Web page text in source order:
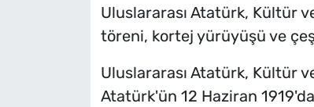
Uluslararası Atatürk, Kültür
töreni, kortej yürüyüşü ve
Uluslararası Atatürk, Kültür
Atatürk'ün 12 Haziran